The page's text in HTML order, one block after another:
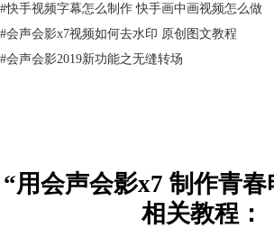
4.设置素材的时间为4秒，如下所示。
#快手视频字幕怎么制作 快手画中画视频怎么做
#会声会影x7视频如何去水印 原创图文教程
#会声会影2019新功能之无缝转场
“用会声会影x7 制作青
相关教程：